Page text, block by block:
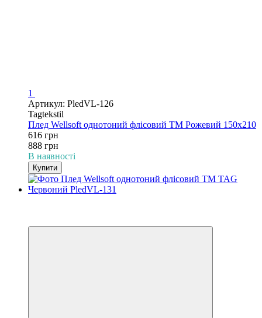
1
Артикул: PledVL-126
Tagtekstil
Плед Wellsoft однотоний флісовий ТМ Рожевий 150х210
616 грн
888 грн
В наявності
Купити